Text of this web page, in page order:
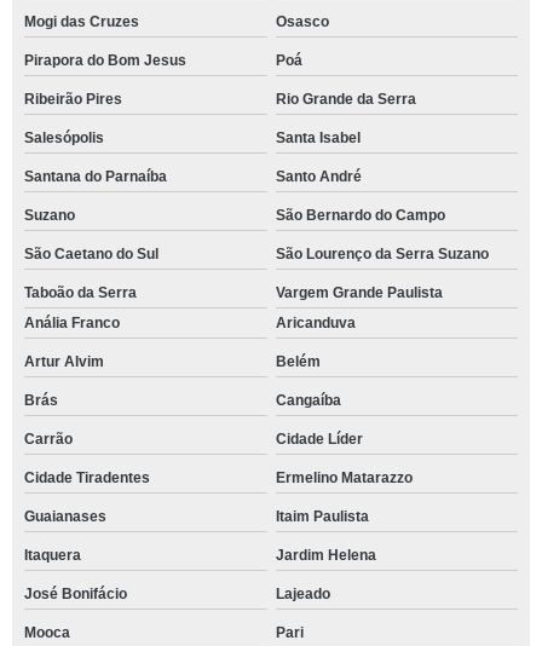
Mogi das Cruzes Osasco
Pirapora do Bom Jesus Poá
Ribeirão Pires Rio Grande da Serra
Salesópolis Santa Isabel
Santana do Parnaíba Santo André
Suzano São Bernardo do Campo
São Caetano do Sul São Lourenço da Serra Suzano
Taboão da Serra
Vargem Grande Paulista
Anália Franco
Aricanduva
Artur Alvim Belém
Brás Cangaíba
Carrão Cidade Líder
Cidade Tiradentes Ermelino Matarazzo
Guaianases Itaim Paulista
Itaquera Jardim Helena
José Bonifácio Lajeado
Mooca Pari